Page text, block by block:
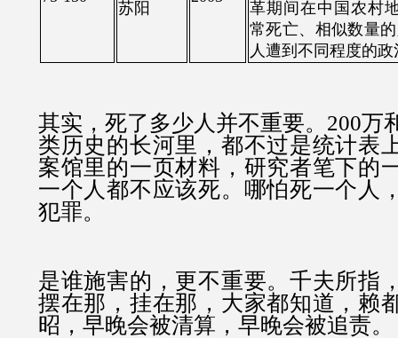
苏阳
革期间在中国农村
常死亡、相似数量
人遭到不同程度的
其实，死了多少人并不重要。200万
类历史的长河里，都不过是统计表
案馆里的一页材料，研究者笔下的
一个人都不应该死。哪怕死一个人
犯罪。
是谁施害的，更不重要。千夫所指
摆在那，挂在那，大家都知道，赖
昭，早晚会被清算，早晚会被追责。